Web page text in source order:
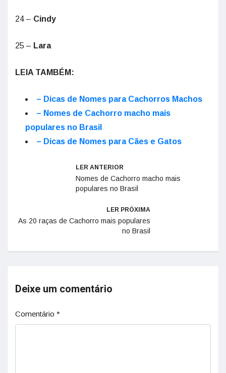
24 – Cindy
25 – Lara
LEIA TAMBÉM:
– Dicas de Nomes para Cachorros Machos
– Nomes de Cachorro macho mais
populares no Brasil
– Dicas de Nomes para Cães e Gatos
LER ANTERIOR
Nomes de Cachorro macho mais
populares no Brasil
LER PRÓXIMA
As 20 raças de Cachorro mais populares
no Brasil
Deixe um comentário
Comentário *